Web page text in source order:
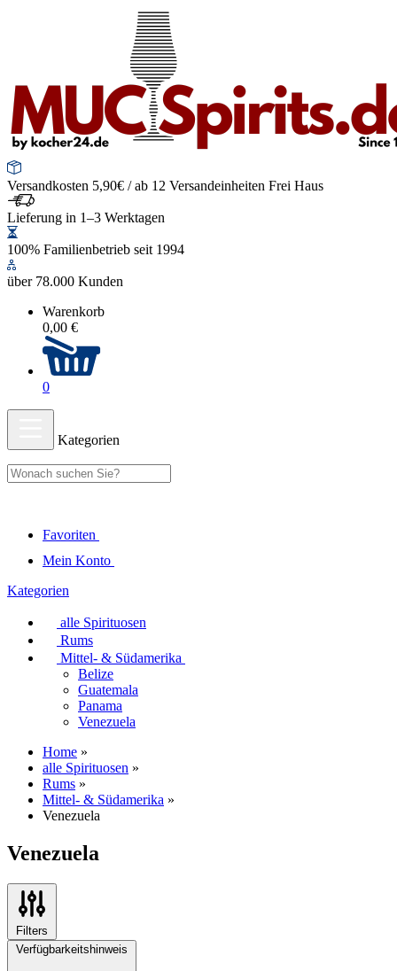
Versandkosten 5,90€ / ab 12 Versandeinheiten Frei Haus
Lieferung in 1–3 Werktagen
100% Familienbetrieb seit 1994
über 78.000 Kunden
Warenkorb
0,00 €
0
Kategorien
Favoriten
Mein Konto
Kategorien
alle Spirituosen
Rums
Mittel- & Südamerika
Belize
Guatemala
Panama
Venezuela
Home »
alle Spirituosen »
Rums »
Mittel- & Südamerika »
Venezuela
Venezuela
Filters
Verfügbarkeitshinweis